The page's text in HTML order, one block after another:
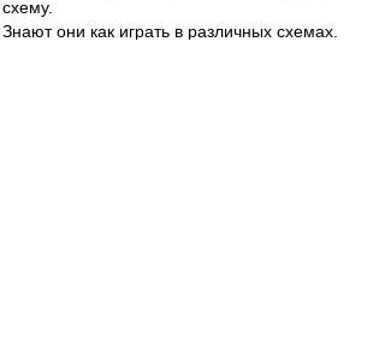
схему.
Знают они как играть в различных схемах.